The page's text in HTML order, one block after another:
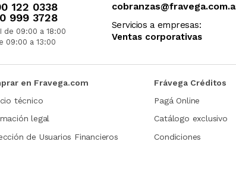
122 0338
999 3728
de 09:00 a 18:00
09:00 a 13:00
Servicios a empresas:
Ventas corporativas
en Fravega.com
técnico
legal
de Usuarios Financieros
Frávega Créditos
Pagá Online
Catálogo exclusivo
Condiciones